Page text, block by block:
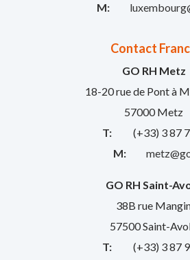
M:
Contact
GO RH Metz
18-20 rue de Pont à
57000 Metz
T:
(+33) 3 87
M:
GO RH Saint-
38B rue
57500 Saint-
T:
(+33) 3 87